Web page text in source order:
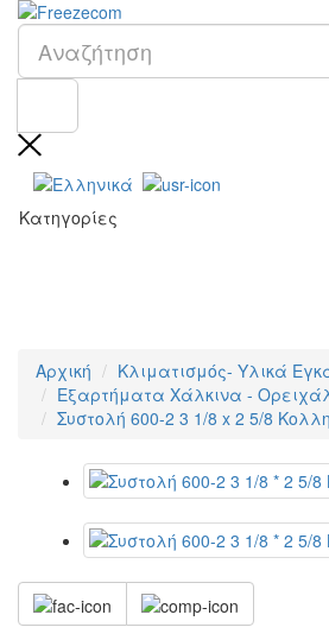
Κατηγορίες
Αρχική
Κλιματισμός- Υλικά
Εξαρτήματα Χάλκινα -
Συστολή 600-2 3 1/8 x 2 5/8